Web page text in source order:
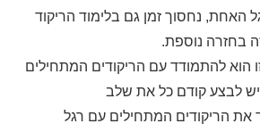
האחת, נחסוך זמן גם בלימוד הריקוד
זה בחזרה נוספת.
הוא להתמודד עם הריקודים המתחילים
יש לבצע קודם כל את שלב
את הריקודים המתחילים עם רגל